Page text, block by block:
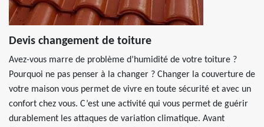
Devis changement de toiture
Avez-vous marre de problème d’humidité de votre toiture ?
Pourquoi ne pas penser à la changer ? Changer la couverture de
votre maison vous permet de vivre en toute sécurité et avec un
confort chez vous. C’est une activité qui vous permet de guérir
durablement les attaques de variation climatique. Avant